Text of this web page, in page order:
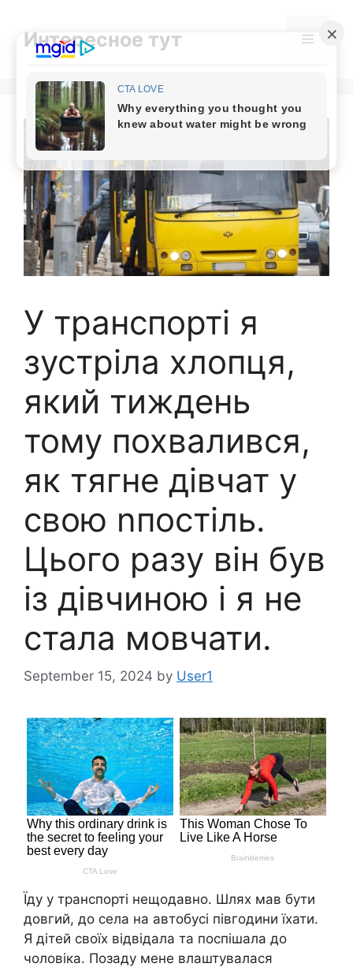
contentИнтересное тут Menu
У транспорті я
зустріла хлопця,
який тиждень
тому похвалився,
як тягне дівчат у
свою nпостіль.
Цього разу він був
із дівчиною і я не
стала мовчати.
September 15, 2024 by User1
Їду у транспорті нещодавно. Шлях мав бути
довгий, до села на автобусі півгодини їхати.
Я дітей своїх відвідала та поспішала до
чоловіка. Позаду мене влаштувалася